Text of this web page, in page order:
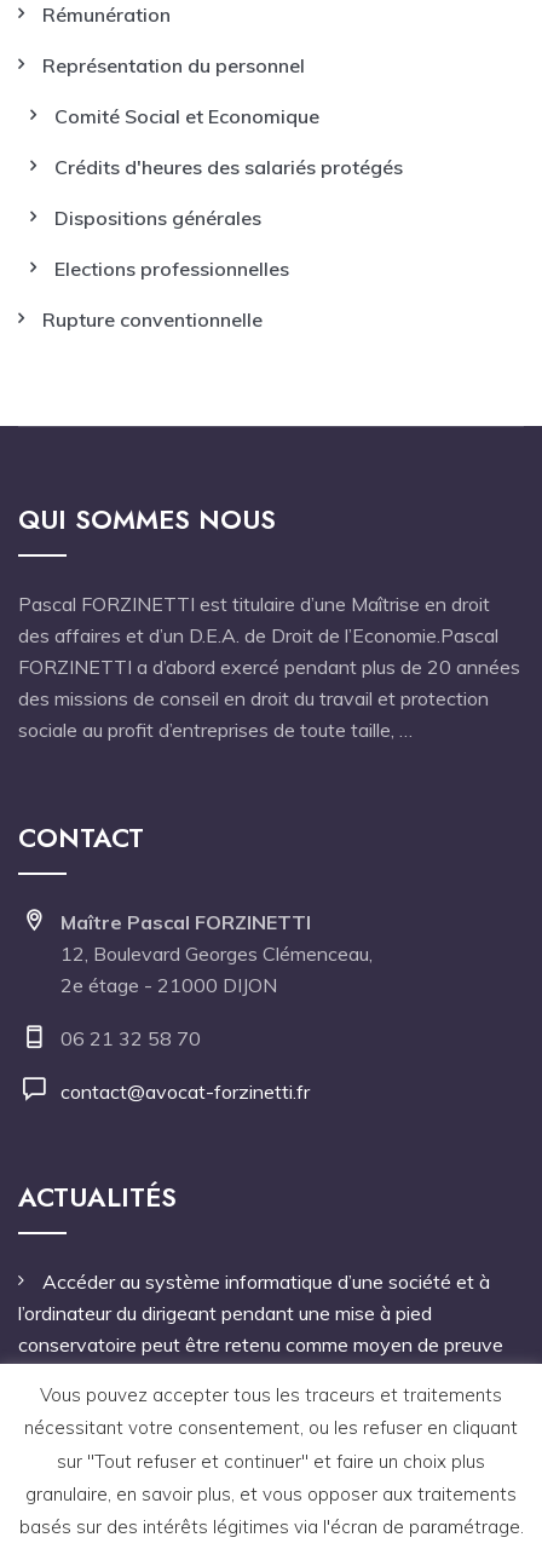
Rémunération
Représentation du personnel
Comité Social et Economique
Crédits d'heures des salariés protégés
Dispositions générales
Elections professionnelles
Rupture conventionnelle
QUI SOMMES NOUS
Pascal FORZINETTI est titulaire d’une Maîtrise en droit
des affaires et d’un D.E.A. de Droit de l’Economie.Pascal
FORZINETTI a d’abord exercé pendant plus de 20 années
des missions de conseil en droit du travail et protection
sociale au profit d’entreprises de toute taille, …
CONTACT
Maître Pascal FORZINETTI
12, Boulevard Georges Clémenceau,
2e étage - 21000 DIJON
06 21 32 58 70
contact@avocat-forzinetti.fr
ACTUALITÉS
Accéder au système informatique d’une société et à
l’ordinateur du dirigeant pendant une mise à pied
conservatoire peut être retenu comme moyen de preuve
Pas de mandat à une personne étrangère à l’entreprise
pour notifier le licenciement
Une faute grave antérieure à un arrêt de travail autorise
le licenciement du salarié
Vous pouvez accepter tous les traceurs et traitements
nécessitant votre consentement, ou les refuser en cliquant
sur "Tout refuser et continuer" et faire un choix plus
granulaire, en savoir plus, et vous opposer aux traitements
basés sur des intérêts légitimes via l'écran de paramétrage.